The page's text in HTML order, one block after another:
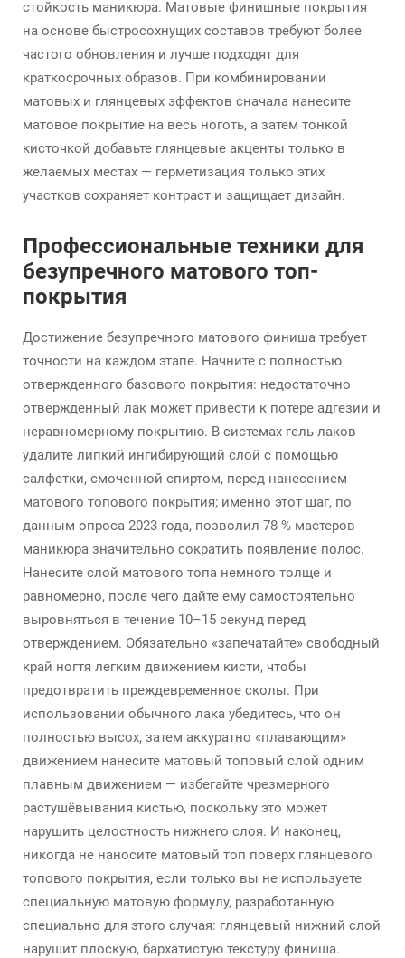
стойкость маникюра. Матовые финишные покрытия
на основе быстросохнущих составов требуют более
частого обновления и лучше подходят для
краткосрочных образов. При комбинировании
матовых и глянцевых эффектов сначала нанесите
матовое покрытие на весь ноготь, а затем тонкой
кисточкой добавьте глянцевые акценты только в
желаемых местах — герметизация только этих
участков сохраняет контраст и защищает дизайн.
Профессиональные техники для
безупречного матового топ-
покрытия
Достижение безупречного матового финиша требует
точности на каждом этапе. Начните с полностью
отвержденного базового покрытия: недостаточно
отвержденный лак может привести к потере адгезии и
неравномерному покрытию. В системах гель-лаков
удалите липкий ингибирующий слой с помощью
салфетки, смоченной спиртом, перед нанесением
матового топового покрытия; именно этот шаг, по
данным опроса 2023 года, позволил 78 % мастеров
маникюра значительно сократить появление полос.
Нанесите слой матового топа немного толще и
равномерно, после чего дайте ему самостоятельно
выровняться в течение 10–15 секунд перед
отверждением. Обязательно «запечатайте» свободный
край ногтя легким движением кисти, чтобы
предотвратить преждевременное сколы. При
использовании обычного лака убедитесь, что он
полностью высох, затем аккуратно «плавающим»
движением нанесите матовый топовый слой одним
плавным движением — избегайте чрезмерного
растушёвывания кистью, поскольку это может
нарушить целостность нижнего слоя. И наконец,
никогда не наносите матовый топ поверх глянцевого
топового покрытия, если только вы не используете
специальную матовую формулу, разработанную
специально для этого случая: глянцевый нижний слой
нарушит плоскую, бархатистую текстуру финиша.